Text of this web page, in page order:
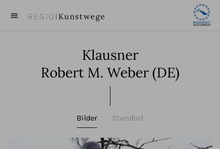
menu
close
KÜNSTLER
BEITRÄGE
Klausner
Robert M. Weber (DE)
Bilder Standort